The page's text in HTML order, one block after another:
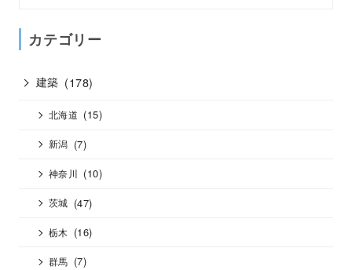
カテゴリー
建築 (178)
北海道 (15)
新潟 (7)
神奈川 (10)
茨城 (47)
栃木 (16)
群馬 (7)